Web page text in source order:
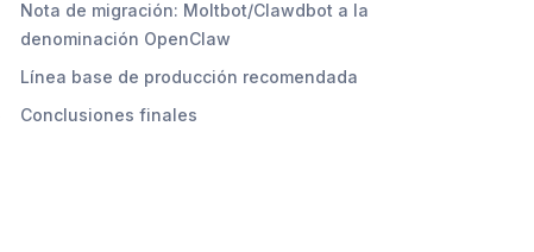
Nota de migración: Moltbot/Clawdbot a la
denominación OpenClaw
Línea base de producción recomendada
Conclusiones finales